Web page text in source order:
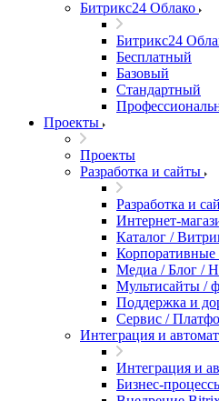
Битрикс24 Облако
Битрикс24
Бесплатный
Базовый
Стандартный
Проекты
Проекты
Разработка и сайты
Разработка и
Интернет-
Каталог /
Корпоративные
Медиа / Блог /
Мультисайты /
Поддержка и
Сервис /
Интеграция и
Интеграция и
Бизнес-